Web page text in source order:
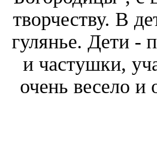
творчеству. В
гулянье. Дети -
и частушки,
очень весело и